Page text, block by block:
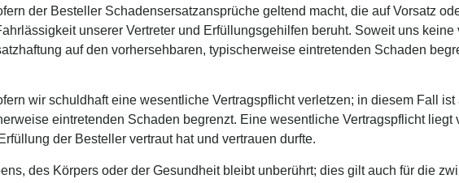
der Besteller Schadensersatzansprüche geltend macht, die auf Vorsatz
unserer Vertreter und Erfüllungsgehilfen beruht. Soweit uns keine
auf den vorhersehbaren, typischerweise eintretenden Schaden
wir schuldhaft eine wesentliche Vertragspflicht verletzen; in diesem Fall ist
eintretenden Schaden begrenzt. Eine wesentliche Vertragspflicht liegt
der Besteller vertraut hat und vertrauen durfte.
des Körpers oder der Gesundheit bleibt unberührt; dies gilt auch für die